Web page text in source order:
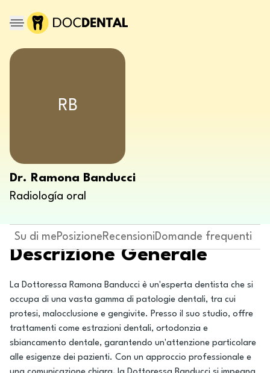
RB
Dr. Ramona Banducci
Radiología oral
Su di mePosizioneRecensioniDomande frequenti
Descrizione Generale
La Dottoressa Ramona Banducci è un'esperta dentista che si
occupa di una vasta gamma di patologie dentali, tra cui
protesi, malocclusione e gengivite. Presso il suo studio, offre
trattamenti come estrazioni dentali, ortodonzia e
sbiancamento dentale, garantendo un'attenzione particolare
alle esigenze dei pazienti. Con un approccio professionale e